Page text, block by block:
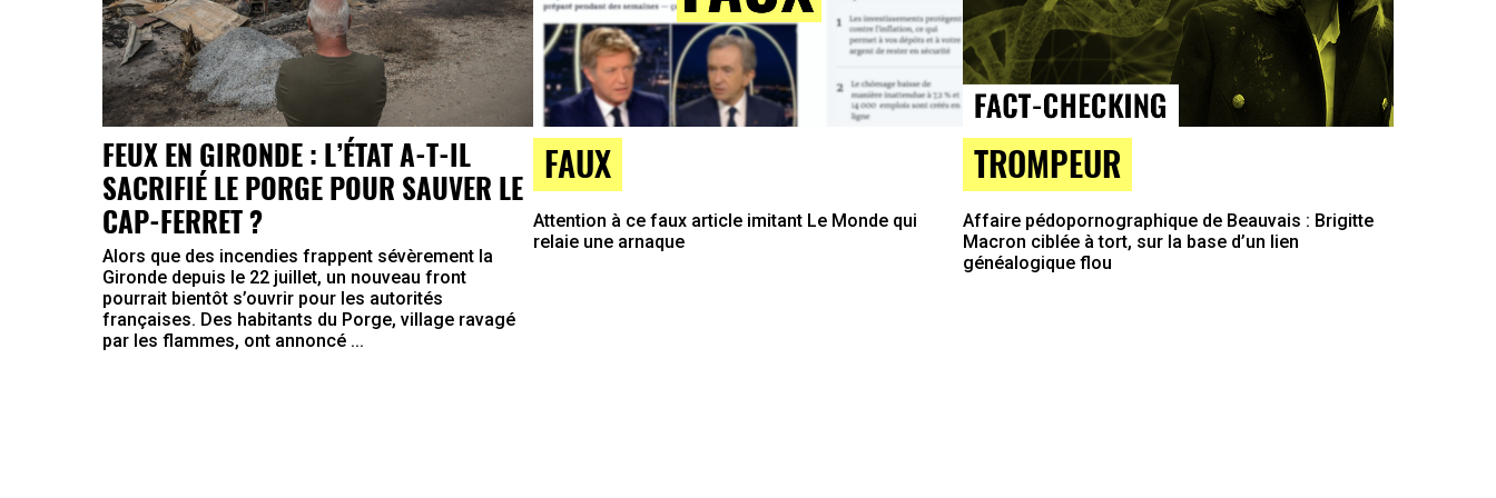
FEUX EN GIRONDE : L’ÉTAT A-T-IL
SACRIFIÉ LE PORGE POUR SAUVER LE
CAP-FERRET ?
Alors que des incendies frappent sévèrement la
Gironde depuis le 22 juillet, un nouveau front
pourrait bientôt s’ouvrir pour les autorités
françaises. Des habitants du Porge, village ravagé
par les flammes, ont annoncé ...
FAUX
Attention à ce faux article imitant Le Monde qui
relaie une arnaque
TROMPEUR
Affaire pédopornographique de Beauvais : Brigitte
Macron ciblée à tort, sur la base d’un lien
généalogique flou